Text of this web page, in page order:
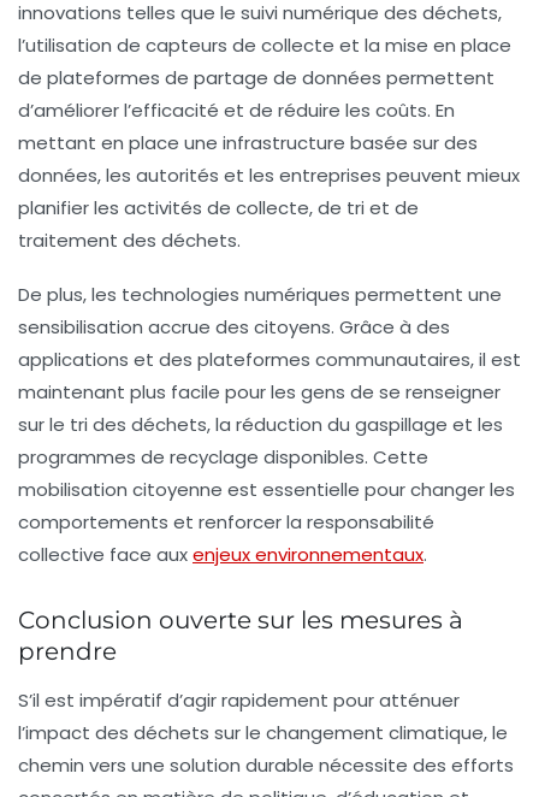
innovations telles que le suivi numérique des déchets,
l’utilisation de capteurs de collecte et la mise en place
de plateformes de partage de données permettent
d’améliorer l’efficacité et de réduire les coûts. En
mettant en place une infrastructure basée sur des
données, les autorités et les entreprises peuvent mieux
planifier les activités de collecte, de tri et de
traitement des déchets.
De plus, les technologies numériques permettent une
sensibilisation accrue des citoyens. Grâce à des
applications et des plateformes communautaires, il est
maintenant plus facile pour les gens de se renseigner
sur le tri des déchets, la réduction du gaspillage et les
programmes de recyclage disponibles. Cette
mobilisation citoyenne est essentielle pour changer les
comportements et renforcer la responsabilité
collective face auxenjeux environnementaux.
Conclusion ouverte sur les mesures à
prendre
S’il est impératif d’agir rapidement pour atténuer
l’impact des déchets sur le changement climatique, le
chemin vers une solution durable nécessite des efforts